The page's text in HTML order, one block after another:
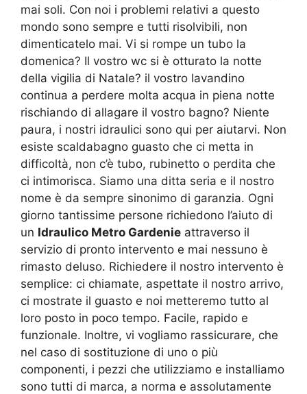
mai soli. Con noi i problemi relativi a questo
mondo sono sempre e tutti risolvibili, non
dimenticatelo mai. Vi si rompe un tubo la
domenica? Il vostro wc si è otturato la notte
della vigilia di Natale? il vostro lavandino
continua a perdere molta acqua in piena notte
rischiando di allagare il vostro bagno? Niente
paura, i nostri idraulici sono qui per aiutarvi. Non
esiste scaldabagno guasto che ci metta in
difficoltà, non c’è tubo, rubinetto o perdita che
ci intimorisca. Siamo una ditta seria e il nostro
nome è da sempre sinonimo di garanzia. Ogni
giorno tantissime persone richiedono l’aiuto di
un Idraulico Metro Gardenie attraverso il
servizio di pronto intervento e mai nessuno è
rimasto deluso. Richiedere il nostro intervento è
semplice: ci chiamate, aspettate il nostro arrivo,
ci mostrate il guasto e noi metteremo tutto al
loro posto in poco tempo. Facile, rapido e
funzionale. Inoltre, vi vogliamo rassicurare, che
nel caso di sostituzione di uno o più
componenti, i pezzi che utilizziamo e installiamo
sono tutti di marca, a norma e assolutamente